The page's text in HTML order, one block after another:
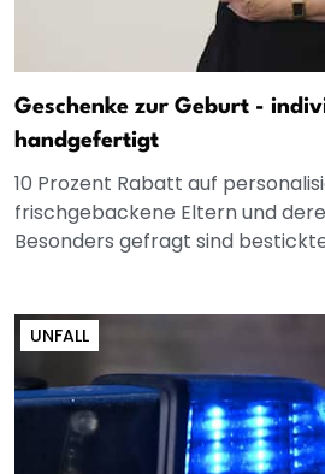
Geschenke zur Geburt -
handgefertigt
10 Prozent Rabatt auf
frischgebackene Eltern und
Besonders gefragt sind bestickte
UNFALL